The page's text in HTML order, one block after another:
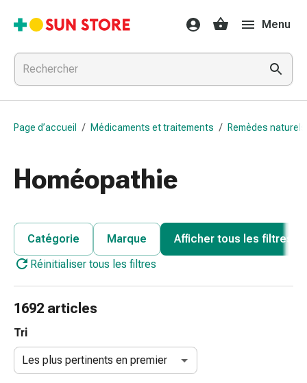
Médicaments
et
traitements
Refroidissement
et
grippe
contre
Mal
Grippe
refroidissement
et
Douche
nasale
Menu
Page d’accueil / Médicaments et traitements / Remèdes naturels
Homéopathie
Catégorie Marque
Afficher tous les filtres
Réinitialiser tous les filtres
1692 articles
Tri
Les plus pertinents en premier